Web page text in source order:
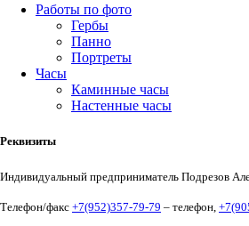
Работы по фото
Гербы
Панно
Портреты
Часы
Каминные часы
Настенные часы
Реквизиты
Индивидуальный предприниматель Подрезов
Телефон/факс +7(952)357-79-79 – телефон,